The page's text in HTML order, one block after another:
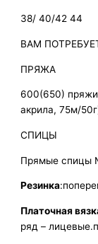
38/ 40/42 44
ВАМ
ПРЯЖА
600(650) пряжи
акрила, 75м/
СПИЦЫ
Прямые спицы
Резинка
Платочная
ряд –